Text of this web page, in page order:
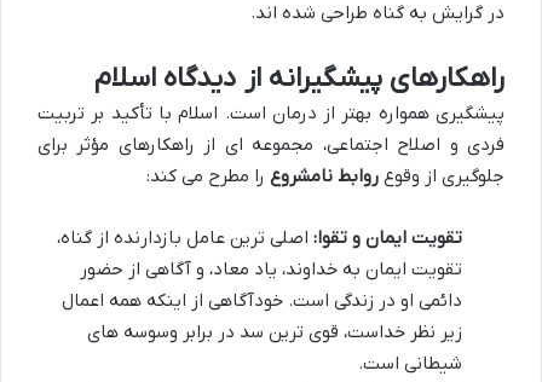
در گرایش به گناه طراحی شده اند.
راهکارهای پیشگیرانه از دیدگاه اسلام
پیشگیری همواره بهتر از درمان است. اسلام با تأکید بر تربیت
فردی و اصلاح اجتماعی، مجموعه ای از راهکارهای مؤثر برای
جلوگیری از وقوع روابط نامشروع را مطرح می کند:
تقویت ایمان و تقوا: اصلی ترین عامل بازدارنده از گناه،
تقویت ایمان به خداوند، یاد معاد، و آگاهی از حضور
دائمی او در زندگی است. خودآگاهی از اینکه همه اعمال
زیر نظر خداست، قوی ترین سد در برابر وسوسه های
شیطانی است.